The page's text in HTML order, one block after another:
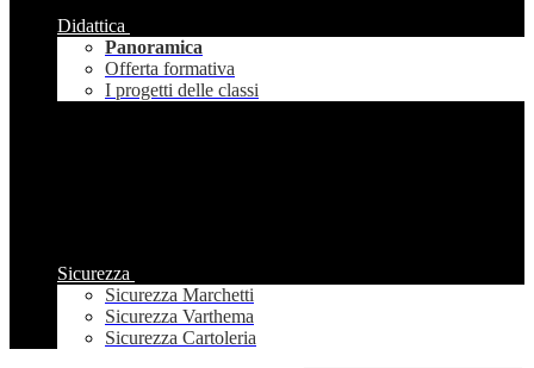
Didattica
Panoramica
Offerta formativa
I progetti delle classi
Sicurezza
Sicurezza Marchetti
Sicurezza Varthema
Sicurezza Cartoleria